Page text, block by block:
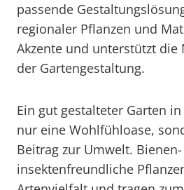
passende
regionaler Pflanzen und
Akzente und unterstützt die
der Gartengestaltung.
Ein gut gestalteter Garten
nur eine Wohlfühloase,
Beitrag zur Umwelt.
insektenfreundliche